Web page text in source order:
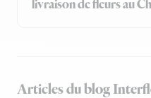
livraison de fleurs au
Articles du blog